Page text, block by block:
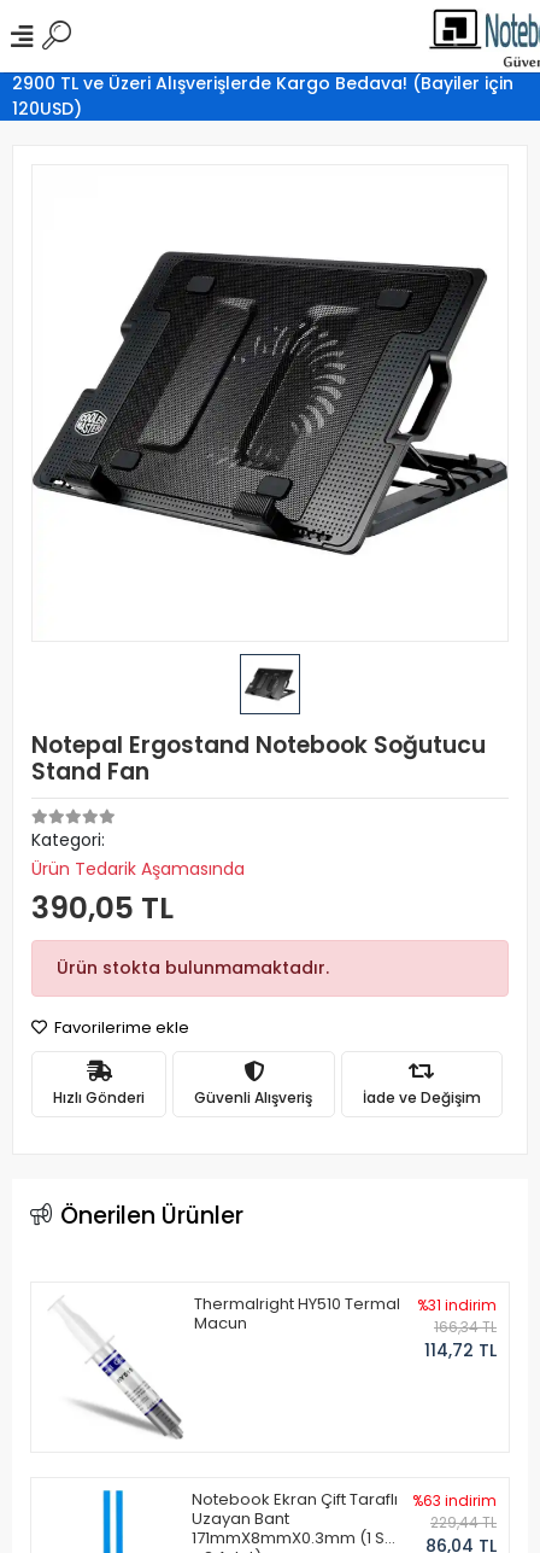
2900 TL ve Üzeri Alışverişlerde Kargo Bedava! (Bayiler için
120USD)
Notepal Ergostand Notebook Soğutucu
Stand Fan
Kategori:
Ürün Tedarik Aşamasında
390,05 TL
Ürün stokta bulunmamaktadır.
Favorilerime ekle
Hızlı Gönderi Güvenli Alışveriş İade ve Değişim
Önerilen Ürünler
Thermalright HY510 Termal
Macun
%31 indirim
166,34 TL
114,72 TL
Notebook Ekran Çift Taraflı
Uzayan Bant
171mmX8mmX0.3mm (1 Set
%63 indirim
229,44 TL
86,04 TL